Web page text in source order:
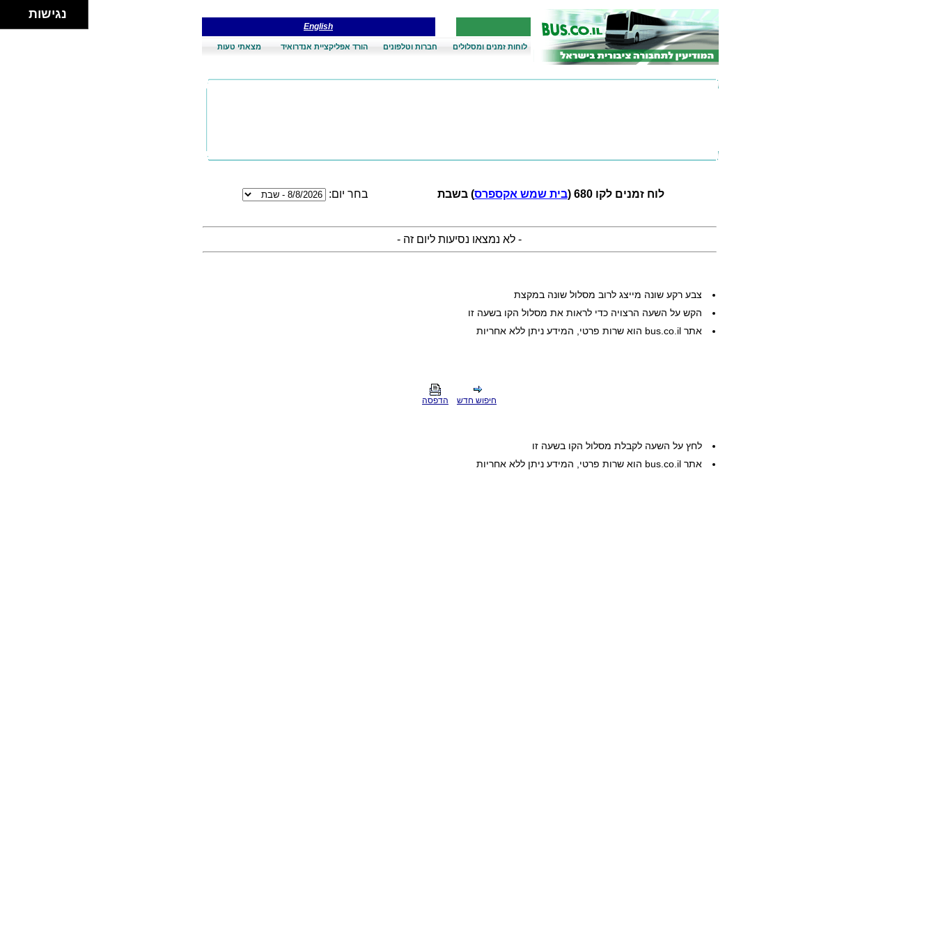
English
לוחות זמנים ומסלולים חברות וטלפונים הורד אפליקציית אנדרואיד מצאתי טעות
לוח זמנים לקו 680 ( בית שמש אקספרס) בשבת בחר יום:
- לא נמצאו נסיעות ליום זה -
צבע רקע שונה מייצג לרוב מסלול שונה במקצת
הקש על השעה הרצויה כדי לראות את מסלול הקו בשעה זו
אתר bus.co.il הוא שרות פרטי, המידע ניתן ללא אחריות
חיפוש חדש הדפסה
לחץ על השעה לקבלת מסלול הקו בשעה זו
אתר bus.co.il הוא שרות פרטי, המידע ניתן ללא אחריות
נגישות